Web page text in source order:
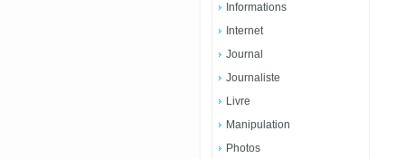
Informations
Internet
Journal
Journaliste
Livre
Manipulation
Photos